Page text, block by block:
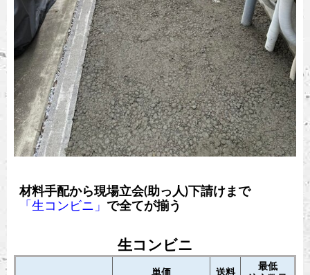
材料手配から現場立会(助っ人)下請けまで
「生コンビニ」 で全てが揃う
生コンビニ
最低